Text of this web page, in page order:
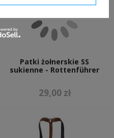
Patki żołnerskie SS
sukienne - Rottenführer
29,00 zł